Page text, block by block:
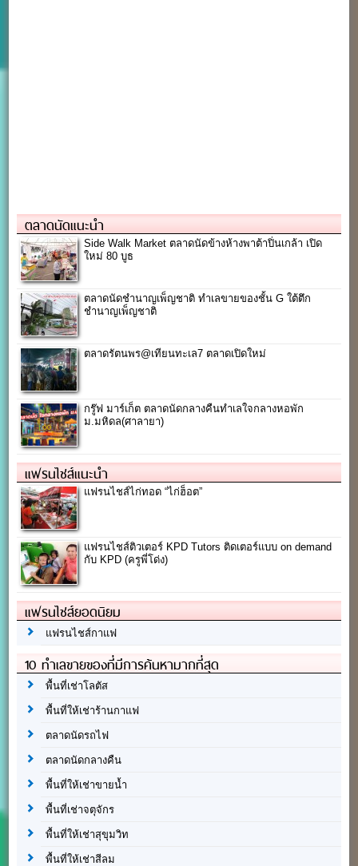
ตลาดนัดแนะนำ
Side Walk Market ตลาดนัดข้างห้างพาต้าปิ่นเกล้า เปิด
ใหม่ 80 บูธ
ตลาดนัดชำนาญเพ็ญชาติ ทำเลขายของชั้น G ใต้ตึก
ชำนาญเพ็ญชาติ
ตลาดรัตนพร@เทียนทะเล7 ตลาดเปิดใหม่
กรู๊ฟ มาร์เก็ต ตลาดนัดกลางคืนทำเลใจกลางหอพัก
ม.มหิดล(ศาลายา)
แฟรนไชส์แนะนำ
แฟรนไชส์ไก่ทอด “ไก่ฮ็อต”
แฟรนไชส์ติวเตอร์ KPD Tutors ติดเตอร์แบบ on demand
กับ KPD (ครูพี่โด่ง)
แฟรนไชส์ยอดนิยม
แฟรนไชส์กาแฟ
10 ทำเลขายของที่มีการค้นหามากที่สุด
พื้นที่เช่าโลตัส
พื้นที่ให้เช่าร้านกาแฟ
ตลาดนัดรถไฟ
ตลาดนัดกลางคืน
พื้นที่ให้เช่าขายน้ำ
พื้นที่เช่าจตุจักร
พื้นที่ให้เช่าสุขุมวิท
พื้นที่ให้เช่าสีลม